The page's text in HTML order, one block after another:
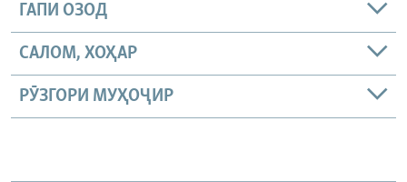
ГАПИ ОЗОД
САЛОМ, ХОҲАР
РӮЗГОРИ МУҲОҶИР